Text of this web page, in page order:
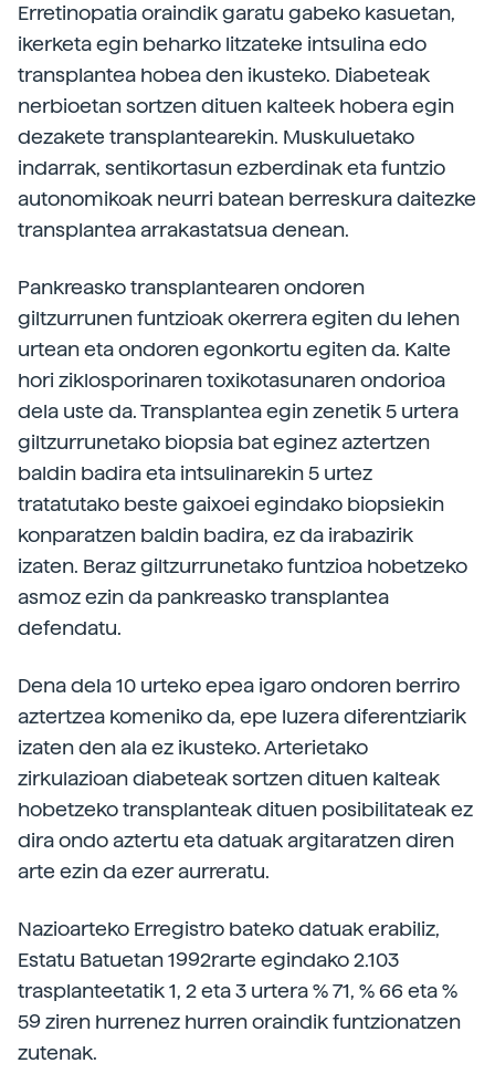
Erretinopatia oraindik garatu gabeko kasuetan,
ikerketa egin beharko litzateke intsulina edo
transplantea hobea den ikusteko. Diabeteak
nerbioetan sortzen dituen kalteek hobera egin
dezakete transplantearekin. Muskuluetako
indarrak, sentikortasun ezberdinak eta funtzio
autonomikoak neurri batean berreskura daitezke
transplantea arrakastatsua denean.
Pankreasko transplantearen ondoren
giltzurrunen funtzioak okerrera egiten du lehen
urtean eta ondoren egonkortu egiten da. Kalte
hori ziklosporinaren toxikotasunaren ondorioa
dela uste da. Transplantea egin zenetik 5 urtera
giltzurrunetako biopsia bat eginez aztertzen
baldin badira eta intsulinarekin 5 urtez
tratatutako beste gaixoei egindako biopsiekin
konparatzen baldin badira, ez da irabazirik
izaten. Beraz giltzurrunetako funtzioa hobetzeko
asmoz ezin da pankreasko transplantea
defendatu.
Dena dela 10 urteko epea igaro ondoren berriro
aztertzea komeniko da, epe luzera diferentziarik
izaten den ala ez ikusteko. Arterietako
zirkulazioan diabeteak sortzen dituen kalteak
hobetzeko transplanteak dituen posibilitateak ez
dira ondo aztertu eta datuak argitaratzen diren
arte ezin da ezer aurreratu.
Nazioarteko Erregistro bateko datuak erabiliz,
Estatu Batuetan 1992rarte egindako 2.103
trasplanteetatik 1, 2 eta 3 urtera % 71, % 66 eta %
59 ziren hurrenez hurren oraindik funtzionatzen
zutenak.